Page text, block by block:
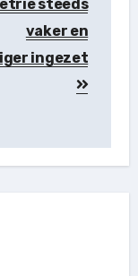
steeds
vaker en
ingezet